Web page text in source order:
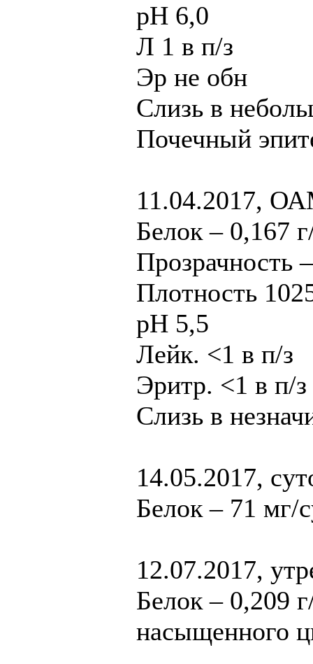
рН 6,0
Л 1 в п/з
Эр не обн
Слизь в
Почечный
11.04.2017,
Белок – 0,167
Прозрачность
Плотность
рН 5,5
Лейк. <1 в п/з
Эритр. <1 в п/з
Слизь в
14.05.2017,
Белок – 71 мг/
12.07.2017,
Белок – 0,209
насыщенного